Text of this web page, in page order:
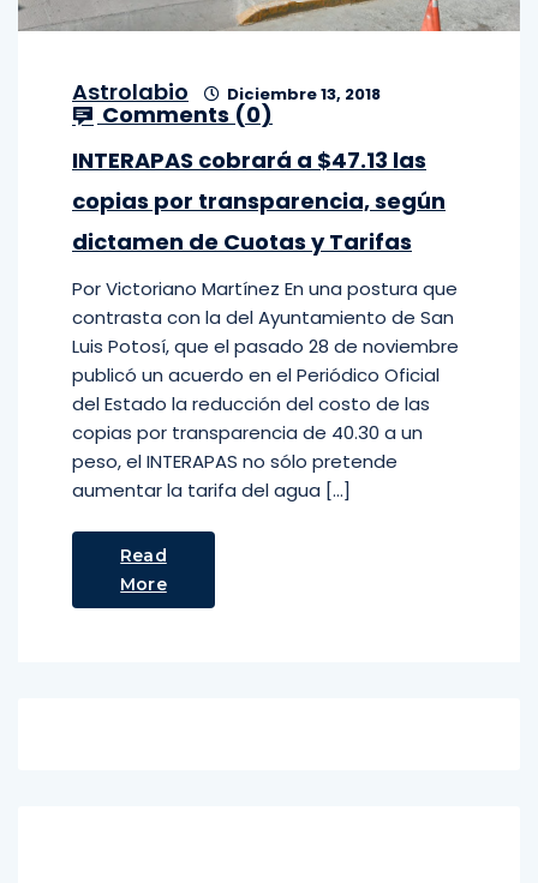
Astrolabio Diciembre 13, 2018
Comments (0)
INTERAPAS cobrará a $47.13 las
copias por transparencia, según
dictamen de Cuotas y Tarifas
Por Victoriano Martínez En una postura que
contrasta con la del Ayuntamiento de San
Luis Potosí, que el pasado 28 de noviembre
publicó un acuerdo en el Periódico Oficial
del Estado la reducción del costo de las
copias por transparencia de 40.30 a un
peso, el INTERAPAS no sólo pretende
aumentar la tarifa del agua […]
Read
More